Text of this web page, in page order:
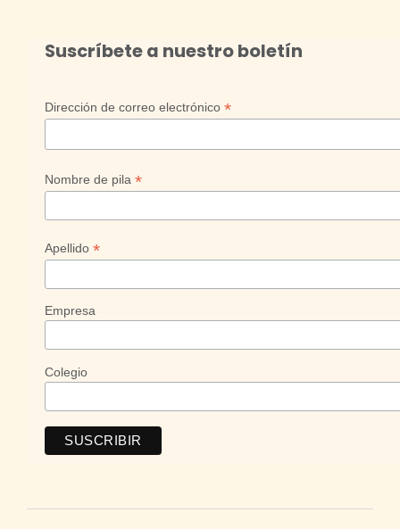
Suscríbete a nuestro boletín
Dirección de correo electrónico *
Nombre de pila *
Apellido *
Empresa
Colegio